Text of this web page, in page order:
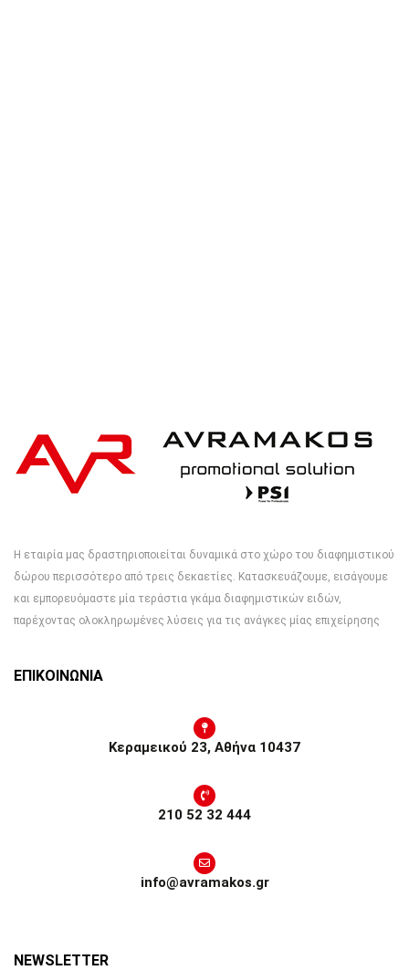
Η εταιρία μας δραστηριοποιείται δυναμικά στο χώρο του διαφημιστικού
δώρου περισσότερο από τρεις δεκαετίες. Κατασκευάζουμε, εισάγουμε
και εμπορευόμαστε μία τεράστια γκάμα διαφημιστικών ειδών,
παρέχοντας ολοκληρωμένες λύσεις για τις ανάγκες μίας επιχείρησης
ΕΠΙΚΟΙΝΩΝΙΑ
Κεραμεικού 23, Αθήνα 10437
210 52 32 444
info@avramakos.gr
NEWSLETTER